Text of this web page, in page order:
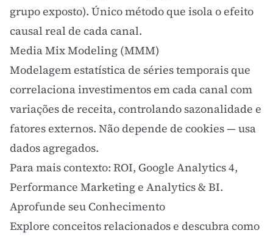
grupo exposto). Único método que isola o efeito
causal real de cada canal.
Media Mix Modeling (MMM)
Modelagem estatística de séries temporais que
correlaciona investimentos em cada canal com
variações de receita, controlando sazonalidade e
fatores externos. Não depende de cookies — usa
dados agregados.
Para mais contexto: ROI, Google Analytics 4,
Performance Marketinge Analytics & BI.
Aprofunde seu Conhecimento
Explore conceitos relacionados e descubra como